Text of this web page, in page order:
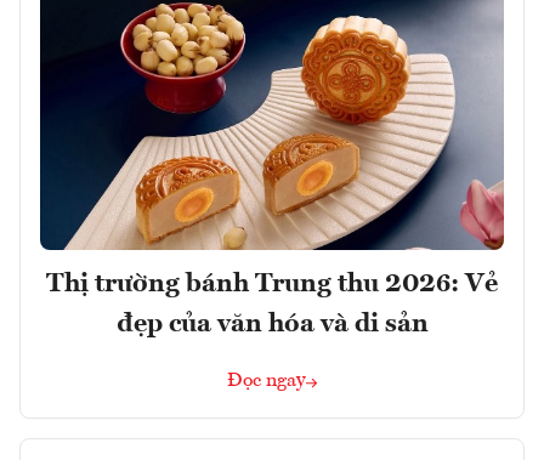
Thị trường bánh Trung thu 2026: Vẻ
đẹp của văn hóa và di sản
Đọc ngay